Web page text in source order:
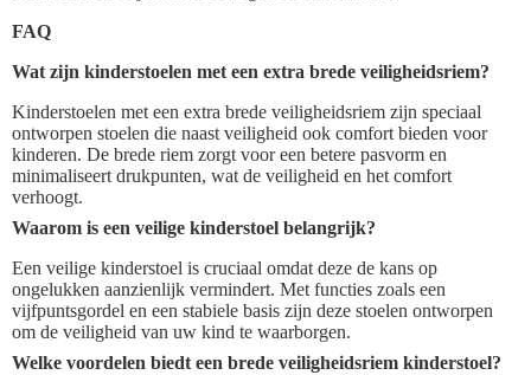
FAQ
Wat zijn kinderstoelen met een extra brede veiligheidsriem?
Kinderstoelen met een extra brede veiligheidsriem zijn speciaal
ontworpen stoelen die naast veiligheid ook comfort bieden voor
kinderen. De brede riem zorgt voor een betere pasvorm en
minimaliseert drukpunten, wat de veiligheid en het comfort
verhoogt.
Waarom is een veilige kinderstoel belangrijk?
Een veilige kinderstoel is cruciaal omdat deze de kans op
ongelukken aanzienlijk vermindert. Met functies zoals een
vijfpuntsgordel en een stabiele basis zijn deze stoelen ontworpen
om de veiligheid van uw kind te waarborgen.
Welke voordelen biedt een brede veiligheidsriem kinderstoel?